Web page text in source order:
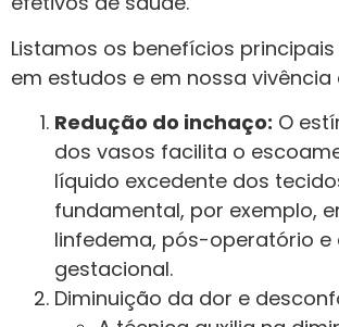
Listamos os benefícios
em estudos e em nossa vivência
Redução do inchaço: O
dos vasos facilita o
líquido excedente dos
fundamental, por exemplo,
linfedema, pós-operatório e
gestacional.
Diminuição da dor e